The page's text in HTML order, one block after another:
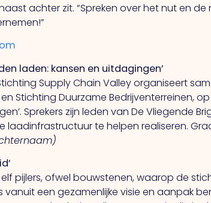
achter zit. “Spreken over het nut en
laden: kansen en uitdagingen’
Supply Chain Valley organiseert
Stichting Duurzame Bedrijventerreinen,
Sprekers zijn leden van De Vliegende
laadinfrastructuur te helpen realiseren.
pijlers, ofwel bouwstenen, waarop de
vanuit een gezamenlijke visie en aanpak